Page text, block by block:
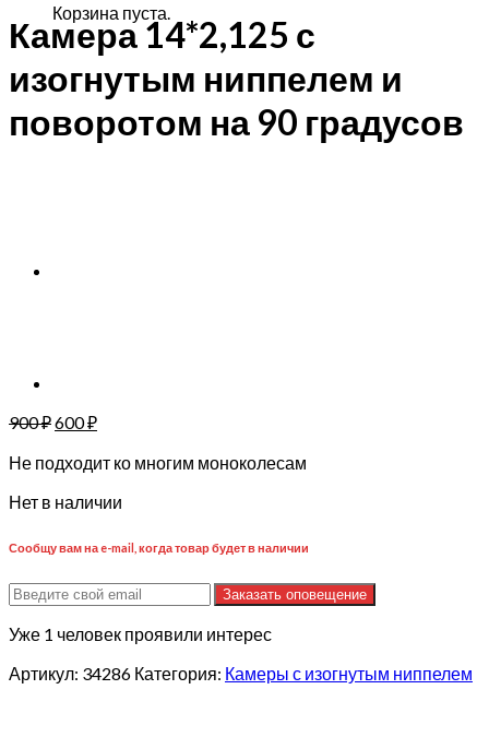
Корзина пуста.
Камера 14*2,125 с
изогнутым ниппелем и
поворотом на 90 градусов
900₽600₽
Не подходит ко многим моноколесам
Нет в наличии
Сообщу вам на e-mail, когда товар будет в наличии
Заказать оповещение
Уже 1 человек проявили интерес
Артикул: 34286 Категория: Камеры с изогнутым ниппелем